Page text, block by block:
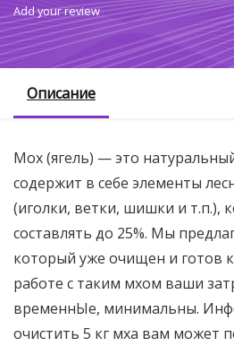
Add your review
Описание
Мох (ягель) — это
содержит в себе элементы
(иголки, ветки, шишки и т.п.),
составлять до 25%. Мы
который уже очищен и готов
работе с таким мхом ваши
временнЫе, минимальны.
очистить 5 кг мха вам может